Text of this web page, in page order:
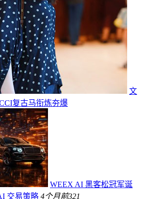
文
复古马衔炼夯爆
WEEX AI 黑客松冠军诞
交易策略 4个月前321